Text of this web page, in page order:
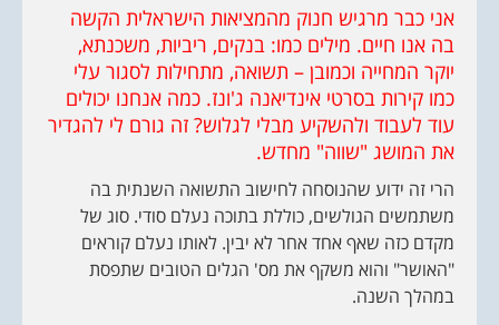
אני כבר מרגיש חנוק מהמציאות הישראלית הקשה
בה אנו חיים. מילים כמו: בנקים, ריביות, משכנתא,
יוקר המחייה וכמובן – תשואה, מתחילות לסגור עלי
כמו קירות בסרטי אינדיאנה ג'ונז. כמה אנחנו יכולים
עוד לעבוד ולהשקיע מבלי לגלוש? זה גורם לי להגדיר
את המושג "שווה" מחדש.
הרי זה ידוע שהנוסחה לחישוב התשואה השנתית בה
משתמשים הגולשים, כוללת בתוכה נעלם סודי. סוג של
מקדם כזה שאף אחד אחר לא יבין. לאותו נעלם קוראים
"האושר" והוא משקף את מס' הגלים הטובים שתפסת
במהלך השנה.